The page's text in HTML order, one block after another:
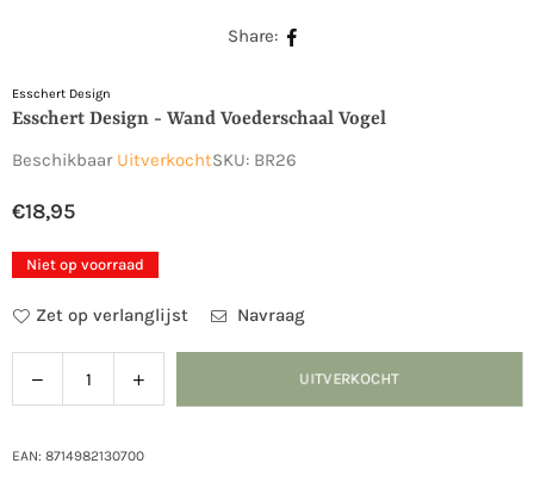
Share:
Esschert Design
Esschert Design - Wand Voederschaal Vogel
Beschikbaar UitverkochtSKU: BR26
Normale
prijs
€18,95
Niet op voorraad
Zet op verlanglijst Navraag
Hoeveelheid
Verlaag
de
voor
Verhoog
de
voor
UITVERKOCHT
EAN: 8714982130700